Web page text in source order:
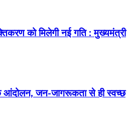
को मिलेगी नई गति : मुख्यमंत्री
आंदोलन, जन-जागरूकता से ही स्वच्छ